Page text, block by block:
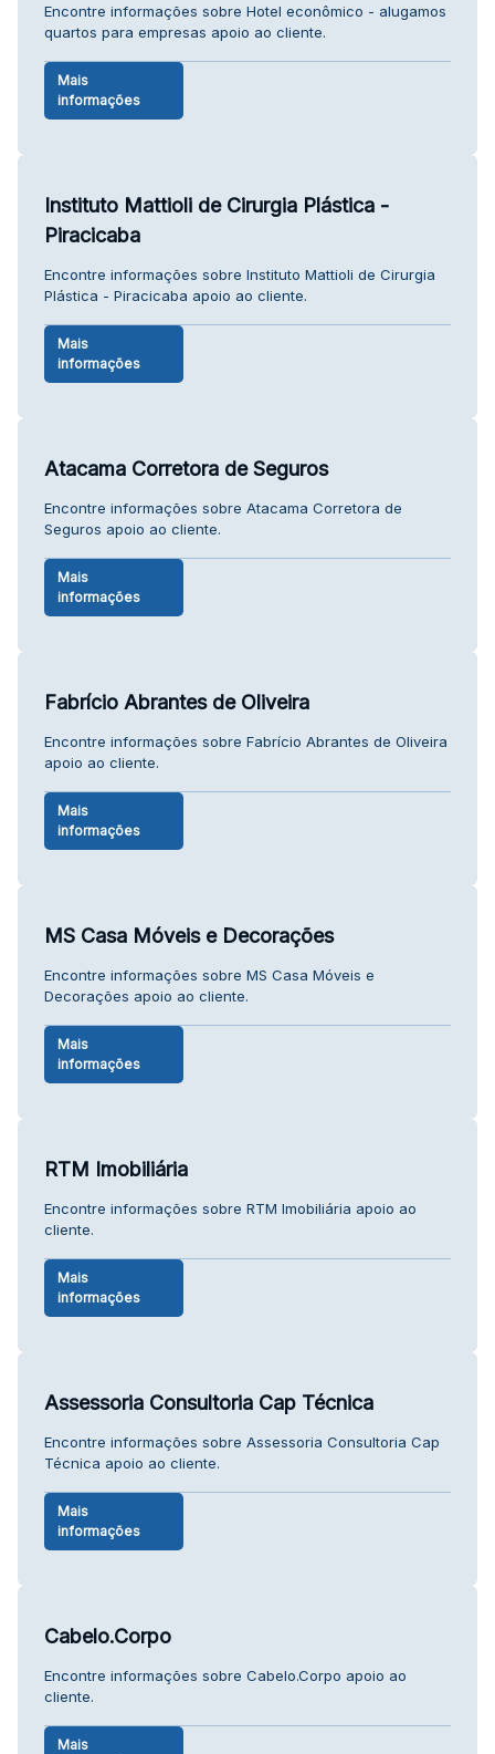
Encontre informações sobre Hotel econômico - alugamos
quartos para empresas apoio ao cliente.
Mais
informações
Instituto Mattioli de Cirurgia Plástica -
Piracicaba
Encontre informações sobre Instituto Mattioli de Cirurgia
Plástica - Piracicaba apoio ao cliente.
Mais
informações
Atacama Corretora de Seguros
Encontre informações sobre Atacama Corretora de
Seguros apoio ao cliente.
Mais
informações
Fabrício Abrantes de Oliveira
Encontre informações sobre Fabrício Abrantes de Oliveira
apoio ao cliente.
Mais
informações
MS Casa Móveis e Decorações
Encontre informações sobre MS Casa Móveis e
Decorações apoio ao cliente.
Mais
informações
RTM Imobiliária
Encontre informações sobre RTM Imobiliária apoio ao
cliente.
Mais
informações
Assessoria Consultoria Cap Técnica
Encontre informações sobre Assessoria Consultoria Cap
Técnica apoio ao cliente.
Mais
informações
Cabelo.Corpo
Encontre informações sobre Cabelo.Corpo apoio ao
cliente.
Mais